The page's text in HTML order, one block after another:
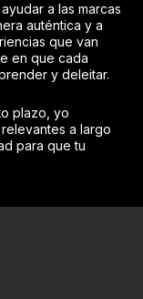
a las marcas
auténtica y a
que van
en que cada
y deleitar.
plazo, yo
a largo
para que tu